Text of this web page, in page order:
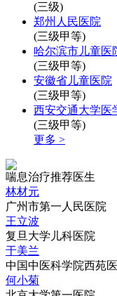
(三级)
郑州人民医院
(三级甲等)
哈尔滨市儿童医
(三级甲等)
安徽省儿童医院
(三级甲等)
西安交通大学医
(三级甲等)
更多 >
喘息治疗推荐医生
林材元
广州市第一人民医院
王立波
复旦大学儿科医院
于美兰
中国中医科学院西苑
何小菊